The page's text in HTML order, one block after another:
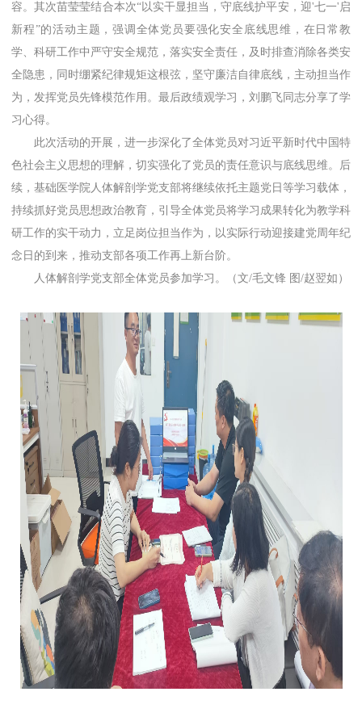
容。其次苗莹莹结合本次“以实干显担当，守底线护平安，迎'七一'启
新程”的活动主题，强调全体党员要强化安全底线思维，在日常教
学、科研工作中严守安全规范，落实安全责任，及时排查消除各类安
全隐患，同时绷紧纪律规矩这根弦，坚守廉洁自律底线，主动担当作
为，发挥党员先锋模范作用。最后政绩观学习，刘鹏飞同志分享了学
习心得。
此次活动的开展，进一步深化了全体党员对习近平新时代中国特
色社会主义思想的理解，切实强化了党员的责任意识与底线思维。后
续，基础医学院人体解剖学党支部将继续依托主题党日等学习载体，
持续抓好党员思想政治教育，引导全体党员将学习成果转化为教学科
研工作的实干动力，立足岗位担当作为，以实际行动迎接建党周年纪
念日的到来，推动支部各项工作再上新台阶。
人体解剖学党支部全体党员参加学习。（文/毛文锋 图/赵翌如）